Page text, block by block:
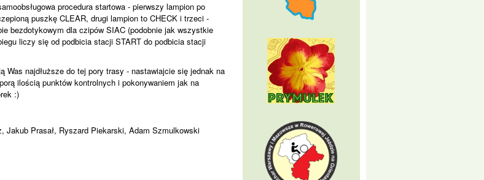
procedura startowa - pierwszy lampion po
puszkę CLEAR, drugi lampion to CHECK i trzeci -
bezdotykowym dla czipów SIAC (podobnie jak wszystkie
liczy się od podbicia stacji START do podbicia stacji
Was najdłuższe do tej pory trasy - nastawiajcie się jednak na
ilością punktów kontrolnych i pokonywaniem jak na
:)
Jakub Prasał, Ryszard Piekarski, Adam Szmulkowski